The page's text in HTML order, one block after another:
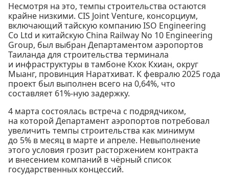
Несмотря на это, темпы строительства остаются
крайне низкими. CIS Joint Venture, консорциум,
включающий тайскую компанию ISO Engineering
Co Ltd и китайскую China Railway No 10 Engineering
Group, был выбран Департаментом аэропортов
Таиланда для строительства терминала
и инфраструктуры в тамбоне Кхок Кхиан, округ
Мыанг, провинция Наратхиват. К февралю 2025 года
проект был выполнен всего на 0,64%, что
составляет 61%-ную задержку.
4 марта состоялась встреча с подрядчиком,
на которой Департамент аэропортов потребовал
увеличить темпы строительства как минимум
до 5% в месяц в марте и апреле. Невыполнение
этого условия грозит расторжением контракта
и внесением компаний в чёрный список
государственных концессий.